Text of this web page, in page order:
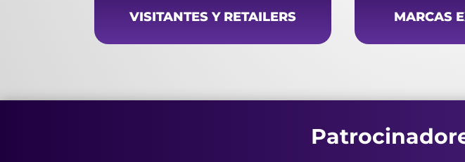
VISITANTES Y RETAILERS MARCAS